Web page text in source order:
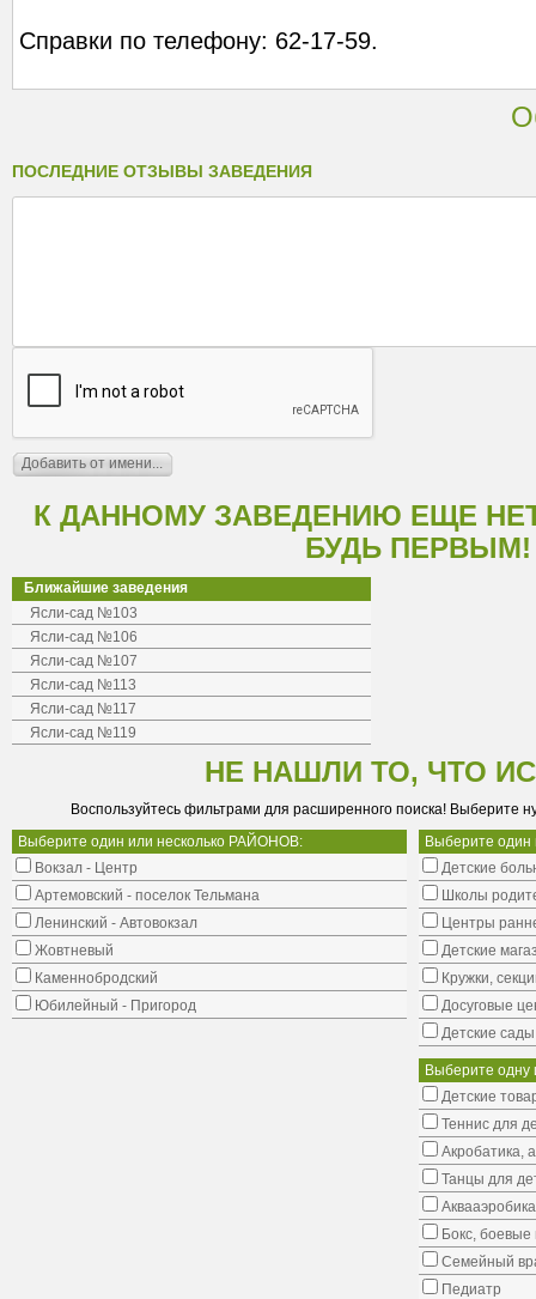
Справки по телефону: 62-17-59.
ПОСЛЕДНИЕ ОТЗЫВЫ ЗАВЕДЕНИЯ
К ДАННОМУ ЗАВЕДЕНИЮ ЕЩЕ
БУДЬ ПЕРВЫМ!
Ближайшие заведения
Ясли-сад №103
Ясли-сад №106
Ясли-сад №107
Ясли-сад №113
Ясли-сад №117
Ясли-сад №119
НЕ НАШЛИ ТО, ЧТО
Воспользуйтесь фильтрами для расширенного поиска! Выберите
Выберите один или несколько РАЙОНОВ:
Вокзал - Центр
Артемовский - поселок Тельмана
Ленинский - Автовокзал
Жовтневый
Каменнобродский
Юбилейный - Пригород
Выберите
Детские
Школы
Центры
Детские
Кружки,
Досуговые
Детские сады
Выберите одну
Детские
Теннис для
Акробатика,
Танцы для
Бокс, боевые
Семейный
Педиатр